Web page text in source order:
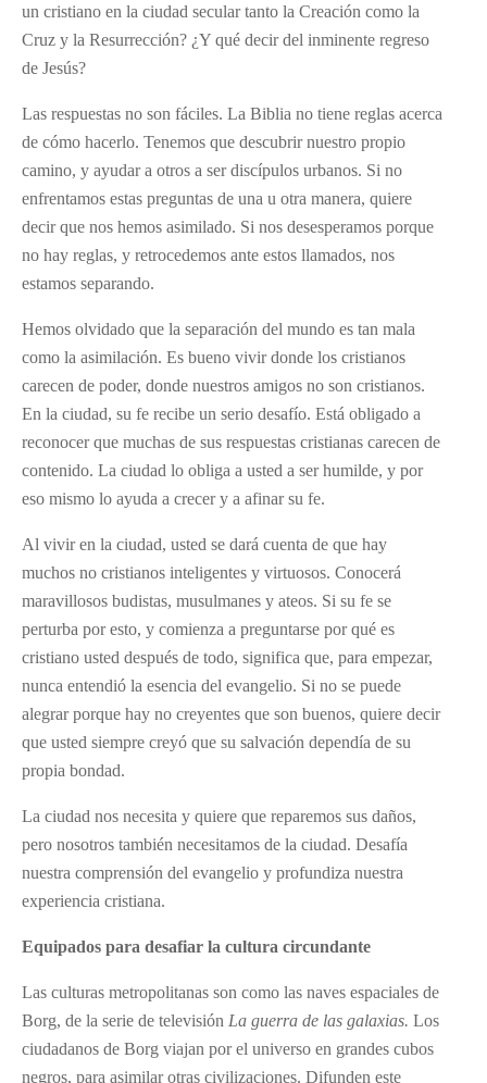
un cristiano en la ciudad secular tanto la Creación como la
Cruz y la Resurrección? ¿Y qué decir del inminente regreso
de Jesús?
Las respuestas no son fáciles. La Biblia no tiene reglas acerca
de cómo hacerlo. Tenemos que descubrir nuestro propio
camino, y ayudar a otros a ser discípulos urbanos. Si no
enfrentamos estas preguntas de una u otra manera, quiere
decir que nos hemos asimilado. Si nos desesperamos porque
no hay reglas, y retrocedemos ante estos llamados, nos
estamos separando.
Hemos olvidado que la separación del mundo es tan mala
como la asimilación. Es bueno vivir donde los cristianos
carecen de poder, donde nuestros amigos no son cristianos.
En la ciudad, su fe recibe un serio desafío. Está obligado a
reconocer que muchas de sus respuestas cristianas carecen de
contenido. La ciudad lo obliga a usted a ser humilde, y por
eso mismo lo ayuda a crecer y a afinar su fe.
Al vivir en la ciudad, usted se dará cuenta de que hay
muchos no cristianos inteligentes y virtuosos. Conocerá
maravillosos budistas, musulmanes y ateos. Si su fe se
perturba por esto, y comienza a preguntarse por qué es
cristiano usted después de todo, significa que, para empezar,
nunca entendió la esencia del evangelio. Si no se puede
alegrar porque hay no creyentes que son buenos, quiere decir
que usted siempre creyó que su salvación dependía de su
propia bondad.
La ciudad nos necesita y quiere que reparemos sus daños,
pero nosotros también necesitamos de la ciudad. Desafía
nuestra comprensión del evangelio y profundiza nuestra
experiencia cristiana.
Equipados para desafiar la cultura circundante
Las culturas metropolitanas son como las naves espaciales de
Borg, de la serie de televisión La guerra de las galaxias. Los
ciudadanos de Borg viajan por el universo en grandes cubos
negros, para asimilar otras civilizaciones. Difunden este